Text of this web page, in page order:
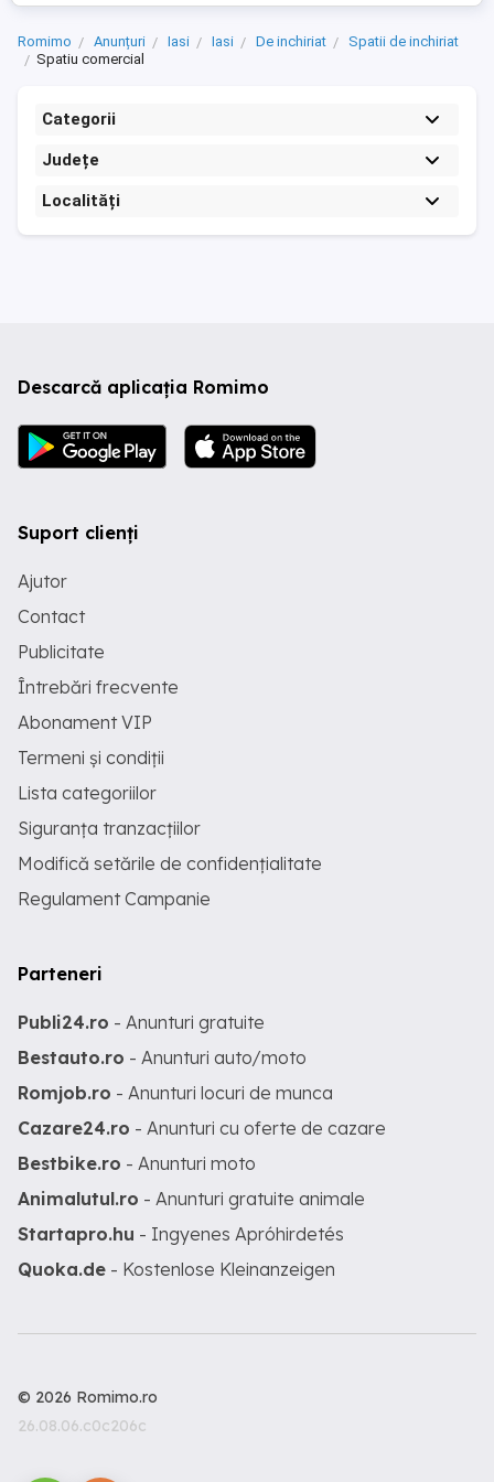
Romimo Anunțuri Iasi Iasi De inchiriat
Spatii de inchiriat
Spatiu comercial
Categorii
Județe
Localități
Descarcă aplicația Romimo
Suport clienți
Ajutor
Contact
Publicitate
Întrebări frecvente
Abonament VIP
Termeni și condiții
Lista categoriilor
Siguranța tranzacțiilor
Modifică setările de confidențialitate
Regulament Campanie
Parteneri
Publi24.ro - Anunturi gratuite
Bestauto.ro - Anunturi auto/moto
Romjob.ro - Anunturi locuri de munca
Cazare24.ro - Anunturi cu oferte de cazare
Bestbike.ro - Anunturi moto
Animalutul.ro - Anunturi gratuite animale
Startapro.hu - Ingyenes Apróhirdetés
Quoka.de - Kostenlose Kleinanzeigen
© 2026 Romimo.ro
26.08.06.c0c206c